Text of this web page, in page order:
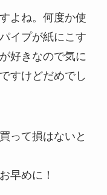
よね。何度か使
イプが紙にこす
好きなので気に
すけどだめでし
って損はないと
早めに！